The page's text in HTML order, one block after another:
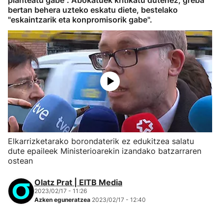
bertan behera uzteko eskatu diete, bestelako
"eskaintzarik eta konpromisorik gabe".
Elkarrizketarako borondaterik ez edukitzea salatu
dute epaileek Ministerioarekin izandako batzarraren
ostean
Olatz Prat | EITB Media
2023/02/17 - 11:26
Azken eguneratzea 2023/02/17 - 12:40